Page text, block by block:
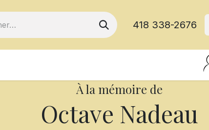
418 338-2676
À la mémoire de
Octave Nadeau